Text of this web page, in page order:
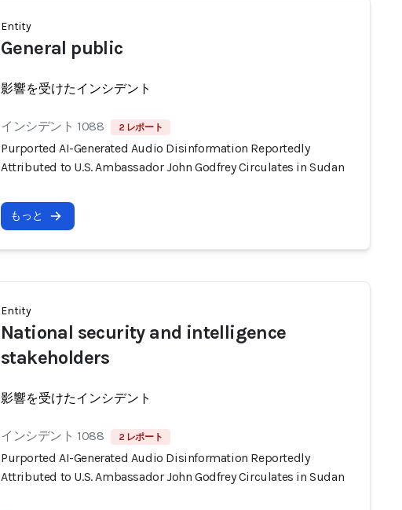
Entity
General public
影響を受けたインシデント
インシデント 1088 2 レポート
Purported AI-Generated Audio Disinformation Reportedly
Attributed to U.S. Ambassador John Godfrey Circulates in Sudan
もっと
Entity
National security and intelligence
stakeholders
影響を受けたインシデント
インシデント 1088 2 レポート
Purported AI-Generated Audio Disinformation Reportedly
Attributed to U.S. Ambassador John Godfrey Circulates in Sudan